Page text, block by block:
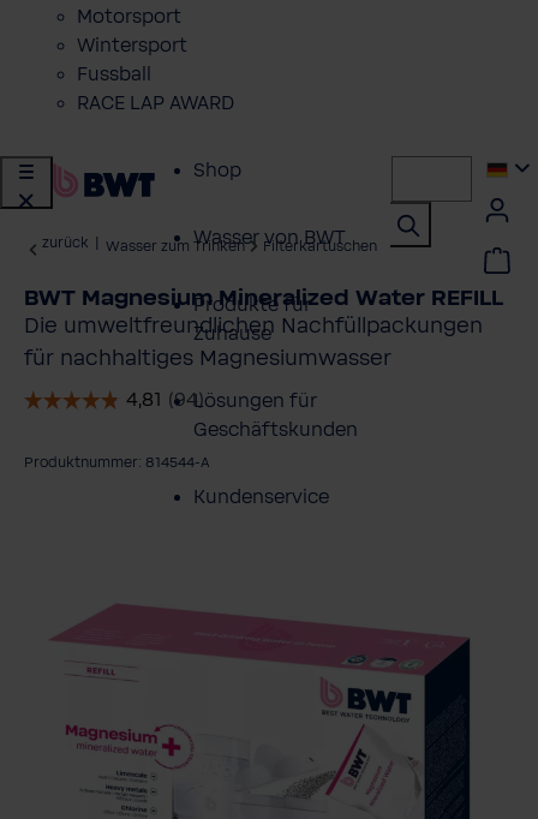
Motorsport
Wintersport
Fussball
RACE LAP AWARD
Shop
Wasser von BWT
Produkte für
Zuhause
Lösungen für
Geschäftskunden
Kundenservice
zurück Wasser zum Trinken Filterkartuschen
BWT Magnesium Mineralized Water REFILL
Die umweltfreundlichen Nachfüllpackungen
für nachhaltiges Magnesiumwasser
Produktnummer: 814544-A